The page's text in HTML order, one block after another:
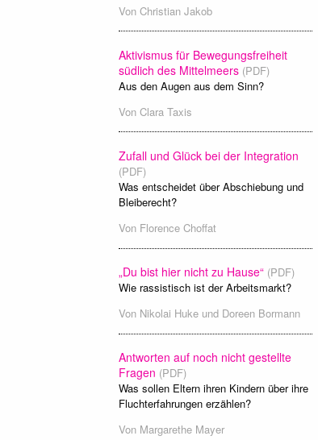
Von Christian Jakob
Aktivismus für Bewegungsfreiheit
südlich des Mittelmeers (PDF)
Aus den Augen aus dem Sinn?
Von Clara Taxis
Zufall und Glück bei der Integration
(PDF)
Was entscheidet über Abschiebung und
Bleiberecht?
Von Florence Choffat
„Du bist hier nicht zu Hause“ (PDF)
Wie rassistisch ist der Arbeitsmarkt?
Von Nikolai Huke und Doreen Bormann
Antworten auf noch nicht gestellte
Fragen (PDF)
Was sollen Eltern ihren Kindern über ihre
Fluchterfahrungen erzählen?
Von Margarethe Mayer